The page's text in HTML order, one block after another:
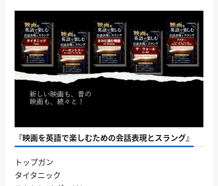
『映画を英語で楽しむための会話表現とスラング』
トップガン
タイタニック